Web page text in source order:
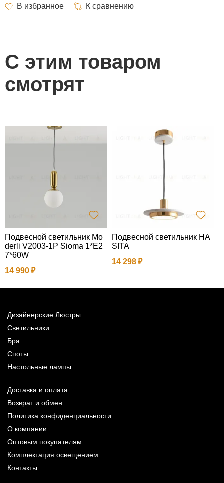
С этим товаром
смотрят
Подвесной светильник Mo
derli V2003-1P Sioma 1*E2
7*60W
14 990
Подвесной светильник HA
SITA
14 298
Дизайнерские Люстры
Светильники
Бра
Споты
Настольные лампы
Доставка и оплата
Возврат и обмен
Политика конфиденциальности
О компании
Оптовым покупателям
Комплектация освещением
Контакты